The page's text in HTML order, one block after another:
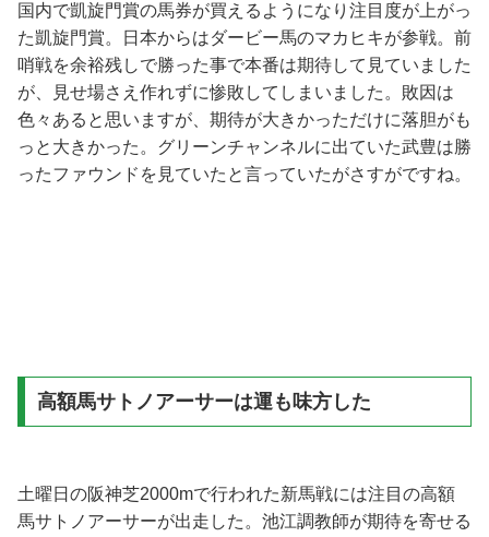
国内で凱旋門賞の馬券が買えるようになり注目度が上がっ
た凱旋門賞。日本からはダービー馬のマカヒキが参戦。前
哨戦を余裕残しで勝った事で本番は期待して見ていました
が、見せ場さえ作れずに惨敗してしまいました。敗因は
色々あると思いますが、期待が大きかっただけに落胆がも
っと大きかった。グリーンチャンネルに出ていた武豊は勝
ったファウンドを見ていたと言っていたがさすがですね。
高額馬サトノアーサーは運も味方した
土曜日の阪神芝2000mで行われた新馬戦には注目の高額
馬サトノアーサーが出走した。池江調教師が期待を寄せる